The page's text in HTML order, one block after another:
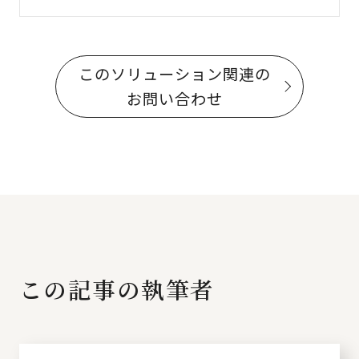
このソリューション関連の
お問い合わせ
この記事の執筆者